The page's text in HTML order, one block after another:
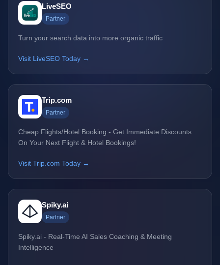
LiveSEO
Partner
Turn your search data into more organic traffic
Visit LiveSEO Today →
Trip.com
Partner
Cheap Flights/Hotel Booking - Get Immediate Discounts
On Your Next Flight & Hotel Bookings!
Visit Trip.com Today →
Spiky.ai
Partner
Spiky.ai - Real-Time AI Sales Coaching & Meeting
Intelligence